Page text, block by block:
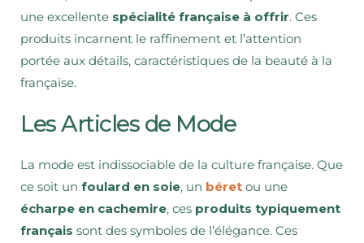
une excellente spécialité française à offrir. Ces
produits incarnent le raffinement et l’attention
portée aux détails, caractéristiques de la beauté à la
française.
Les Articles de Mode
La mode est indissociable de la culture française. Que
ce soit un foulard en soie, un béret ou une
écharpe en cachemire, ces produits typiquement
français sont des symboles de l’élégance. Ces